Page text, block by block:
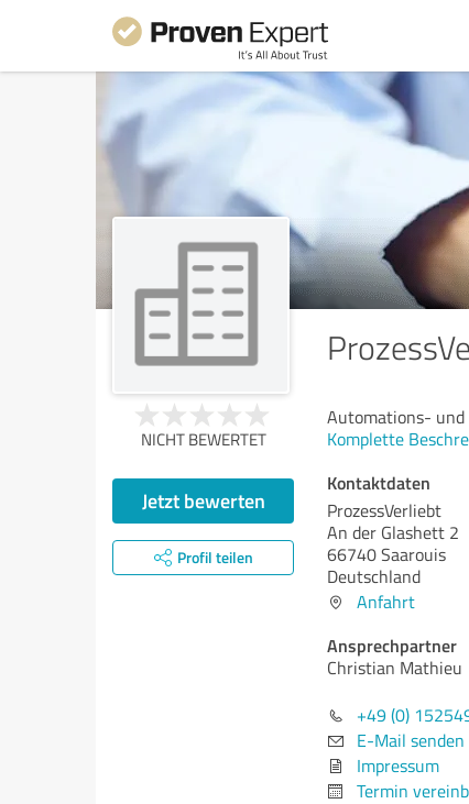
NICHT BEWERTET
Jetzt bewerten
Profil teilen
Automations- und
Komplette
Kontaktdaten
ProzessVerliebt
An der Glashett 2
66740 Saarouis
Deutschland
Anfahrt
Ansprechpartner
Christian Mathieu
+49 (0)
E-Mail senden
Impressum
Termin